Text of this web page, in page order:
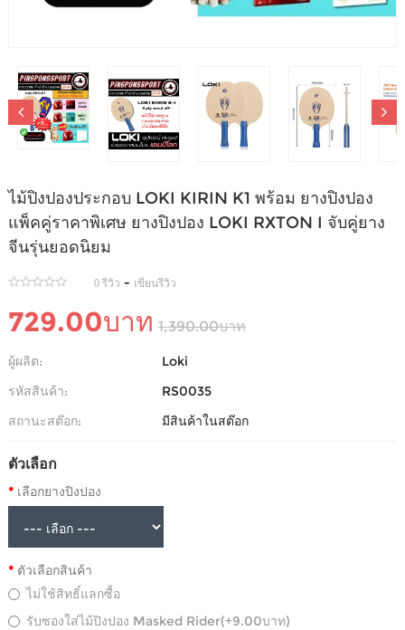
ไม้ปิงปองประกอบ LOKI KIRIN K1 พร้อม ยางปิงปอง
แพ็คคู่ราคาพิเศษ ยางปิงปอง LOKI RXTON I จับคู่ยาง
จีนรุ่นยอดนิยม
0 รีวิว - เขียนรีวิว
729.00บาท 1,390.00บาท
ผู้ผลิต:
Loki
รหัสสินค้า:
RS0035
สถานะสต๊อก:
มีสินค้าในสต๊อก
ตัวเลือก
เลือกยางปิงปอง
ตัวเลือกสินค้า
ไม่ใช้สิทธิ์แลกซื้อ
รับซองใส่ไม้ปิงปอง Masked Rider(+9.00บาท)